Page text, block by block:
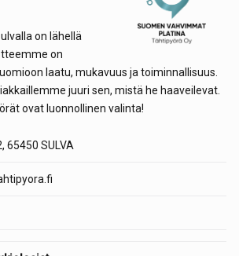
on lähellä
on
laatu, mukavuus ja toiminnallisuus.
juuri sen, mistä he haaveilevat.
ovat luonnollinen valinta!
65450 SULVA